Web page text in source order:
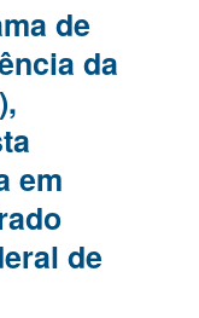
de
da
em
de